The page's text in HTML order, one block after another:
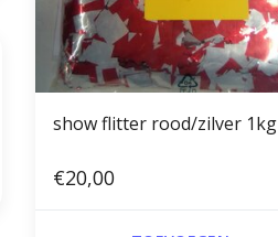
show flitter rood/zilver 1kg
€20,00